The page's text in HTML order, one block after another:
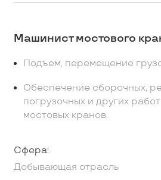
Машинист мостового
Подъем, перемещение
Обеспечение сборочных,
погрузочных и других
мостовых кранов.
Сфера:
Добывающая отрасль